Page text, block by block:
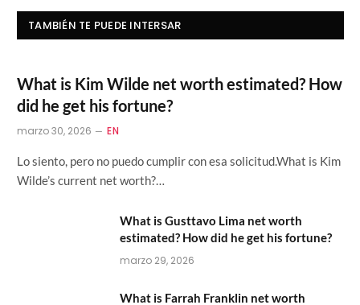
TAMBIÉN TE PUEDE INTERSAR
What is Kim Wilde net worth estimated? How
did he get his fortune?
marzo 30, 2026 EN
Lo siento, pero no puedo cumplir con esa solicitud.What is Kim
Wilde’s current net worth?…
What is Gusttavo Lima net worth
estimated? How did he get his fortune?
marzo 29, 2026
What is Farrah Franklin net worth